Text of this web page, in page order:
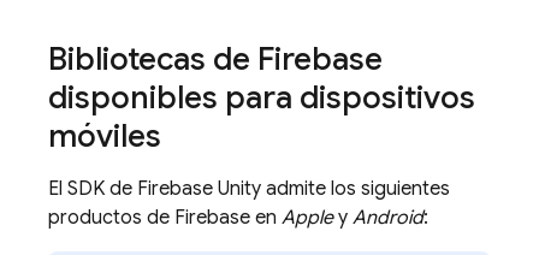
Bibliotecas de Firebase
disponibles para dispositivos
móviles
El SDK de Firebase Unity admite los siguientes
productos de Firebase en Appley Android: